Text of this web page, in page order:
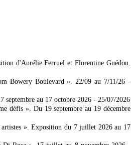
d'Aurélie Ferruel et Florentine Guédon.
Bowery Boulevard ». 22/09 au 7/11/26 -
septembre au 17 octobre 2026 - 25/07/2026
défis ». Du 19 septembre au 19 décembre
». Exposition du 7 juillet 2026 au 17